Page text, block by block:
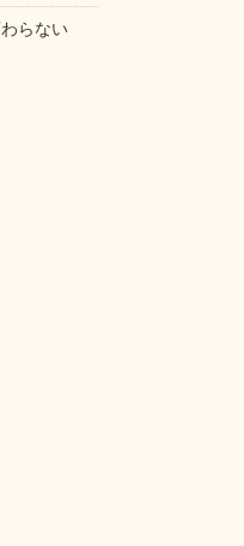
わらない